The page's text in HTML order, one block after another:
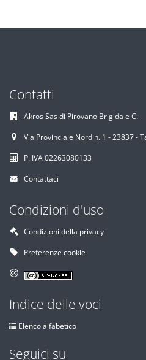
Contatti
Akros Sas di Pirovano Brigida e C.
Via Provinciale Nord n. 1 - 23837 -
P. IVA 02263080133
Contattaci
Condizioni d'uso
Condizioni della privacy
Preferenze cookie
Indice delle voci
Elenco alfabetico
Seguici su